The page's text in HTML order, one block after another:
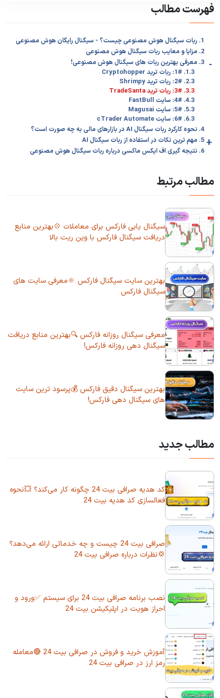
فهرست مطالب
1. ربات سیگنال هوش مصنوعی چیست؟ - سیگنال رایگان هوش مصنوعی
2. مزایا و معایب ربات سیگنال هوش مصنوعی
3. معرفی بهترین ربات های سیگنال هوش مصنوعی! -
1.3. 1#: ربات ترید Cryptohopper
2.3. 2#: ربات ترید Shrimpy
3.3. 3#: ربات ترید TradeSanta
4.3. 4#: سایت FastBull
5.3. 5#: سایت Magusai
6.3. 6#: سایت cTrader Automate
4. نحوه کارکرد ربات سیگنال AI در بازارهای مالی به چه صورت است؟
5. مهم ترین نکات در استفاده از ربات سیگنال AI +
6. نتیجه گیری اف ایکس ماکسی درباره ربات سیگنال هوش مصنوعی
مطالب مرتبط
سیگنال یابی فارکس برای معاملات 💠بهترین منابع
دریافت سیگنال فارکس با وین ریت بالا
بهترین سایت سیگنال فارکس 🔆معرفی سایت های
سیگنال فارکس
معرفی سیگنال روزانه فارکس 🔍بهترین منابع دریافت
سیگنال دهی روزانه فارکس!
بهترین سیگنال دقیق فارکس 💰پرسود ترین سایت
های سیگنال دهی فارکس!
مطالب جدید
کد هدیه صرافی بیت 24 چگونه کار می‌کند؟ 💥نحوه
فعالسازی کد هدیه بیت 24
صرافی بیت 24 چیست و چه خدماتی ارائه می‌دهد؟
💢نظرات درباره صرافی بیت 24
نصب برنامه صرافی بیت 24 برای سیستم ✅ورود و
احراز هویت در اپلیکیشن بیت 24
آموزش خرید و فروش در صرافی بیت 24 🔴معامله
رمز ارز در صرافی بیت 24